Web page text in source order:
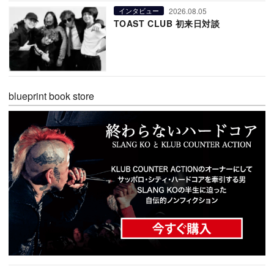
インタビュー 2026.08.05
TOAST CLUB 初来日対談
blueprint book store